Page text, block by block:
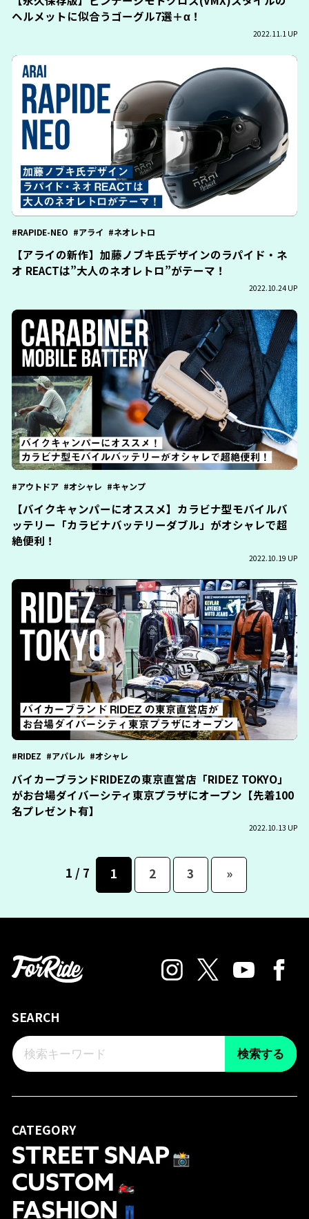
ヘルメットに似合うゴーグル7選＋α！
2022.11.1 UP
RAPIDE-NEO アライ ネオレトロ
【アライの新作】加藤ノブキ氏デザインのラパイド・ネ
オ REACTは”大人のネオレトロ”がテーマ！
2022.10.24 UP
アウトドア オシャレ キャンプ
【バイクキャンパーにオススメ】カラビナ型モバイルバ
ッテリー「カラビナバッテリーダブル」がオシャレで超
絶便利！
2022.10.19 UP
RIDEZ アパレル オシャレ
バイカーブランドRIDEZの東京直営店「RIDEZ TOKYO」
がお台場ダイバーシティ東京プラザにオープン【先着100
名プレゼント有】
2022.10.13 UP
1 / 7 1 2 3 »
SEARCH
検索する
CATEGORY
STREET SNAP 📸
CUSTOM 🏍
FASHION 👖